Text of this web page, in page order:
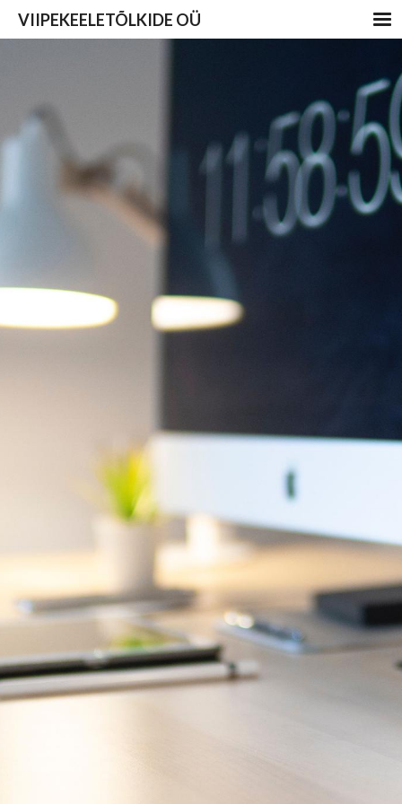
VIIPEKEELETÕLKIDE OÜ